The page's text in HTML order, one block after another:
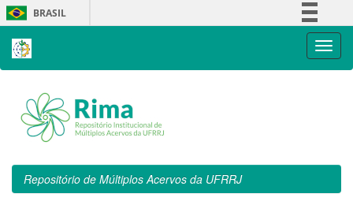
Skip
navigation
BRASIL
Repositório de Múltiplos Acervos da UFRRJ